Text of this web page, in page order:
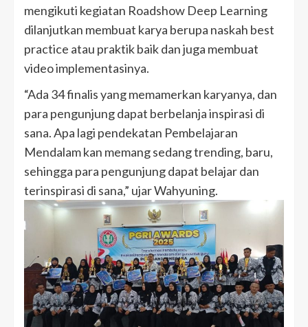
mengikuti kegiatan Roadshow Deep Learning
dilanjutkan membuat karya berupa naskah best
practice atau praktik baik dan juga membuat
video implementasinya.
“Ada 34 finalis yang memamerkan karyanya, dan
para pengunjung dapat berbelanja inspirasi di
sana. Apa lagi pendekatan Pembelajaran
Mendalam kan memang sedang trending, baru,
sehingga para pengunjung dapat belajar dan
terinspirasi di sana,” ujar Wahyuning.